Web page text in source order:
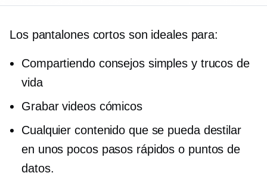
Los pantalones cortos son ideales para:
Compartiendo consejos simples y trucos de
vida
Grabar videos cómicos
Cualquier contenido que se pueda destilar
en unos pocos pasos rápidos o puntos de
datos.